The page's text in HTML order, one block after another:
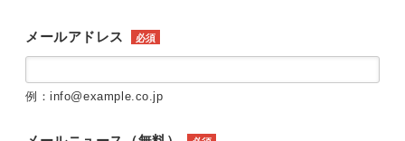
メールアドレス 必須
例：info@example.co.jp